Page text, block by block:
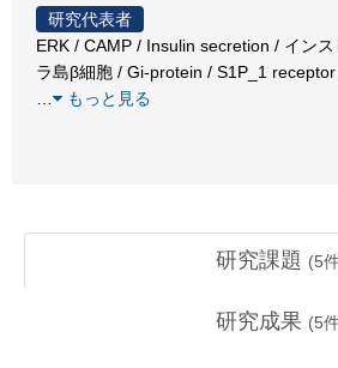
研究代表者
ERK / CAMP / Insulin secretion / イン
ラ島β細胞 / Gi-protein / S1P_1
もっと見る
研究課題 (5
研究成果 (5